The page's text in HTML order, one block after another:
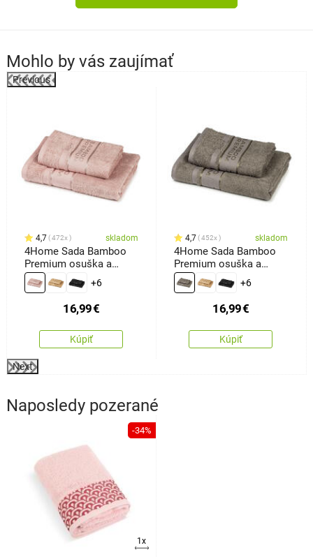
Mohlo by vás zaujímať
Previous
4,7 472x skladom
4Home Sada Bamboo
Premium osuška a
uterák ružová, 70 x 140
cm, 50 x 100 cm
+6
16,99€
Kúpiť
4,7 452x skladom
4Home Sada Bamboo
Premium osuška a
uterák sivá, 70 x 140 cm,
50 x 100 cm
+6
16,99€
Kúpiť
Next
Naposledy pozerané
-34%
1x